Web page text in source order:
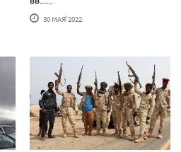
30 МАЯ'2022